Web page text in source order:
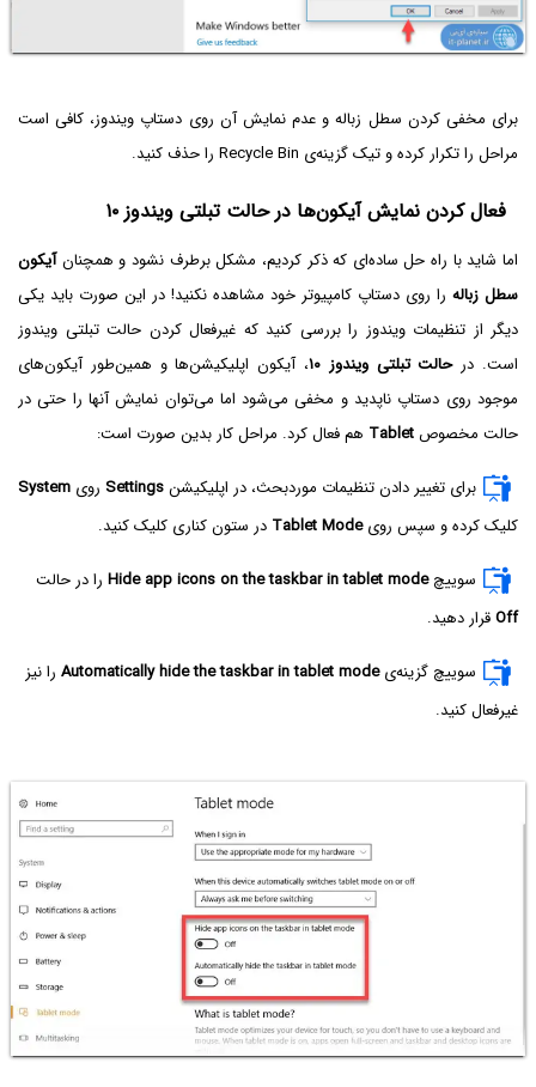
برای مخفی کردن سطل زباله و عدم نمایش آن روی دستاپ ویندوز، کافی است
مراحل را تکرار کرده و تیک گزینه‌ی Recycle Bin را حذف کنید.
فعال کردن نمایش آیکون‌ها در حالت تبلتی ویندوز ۱۰
اما شاید با راه حل ساده‌ای که ذکر کردیم، مشکل برطرف نشود و همچنانآیکون
سطل زباله را روی دستاپ کامپیوتر خود مشاهده نکنید! در این صورت باید یکی
دیگر از تنظیمات ویندوز را بررسی کنید که غیرفعال کردن حالت تبلتی ویندوز
است. درحالت تبلتی ویندوز ۱۰
، آیکون اپلیکیشن‌ها و همین‌طور آیکون‌های
موجود روی دستاپ ناپدید و مخفی می‌شود اما می‌توان نمایش آنها را حتی در
حالت مخصوص Tablet هم فعال کرد. مراحل کار بدین صورت است:
برای تغییر دادن تنظیمات موردبحث، در اپلیکیشنSettings روی System
کلیک کرده و سپس رویTablet Mode در ستون کناری کلیک کنید.
سوییچHide app icons on the taskbar in tablet mode را در حالت
Offقرار دهید.
سوییچ گزینه‌یAutomatically hide the taskbar in tablet mode را نیز
غیرفعال کنید.